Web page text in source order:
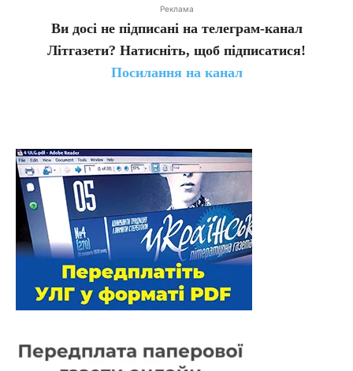
Реклама
Ви досі не підписані на телеграм-канал
Літгазети? Натисніть, щоб підписатися!
Посилання на канал